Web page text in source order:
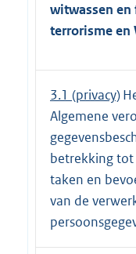
witwassen en
terrorisme en
3.1 (privacy)
Algemene
betrekking tot
taken en
van de